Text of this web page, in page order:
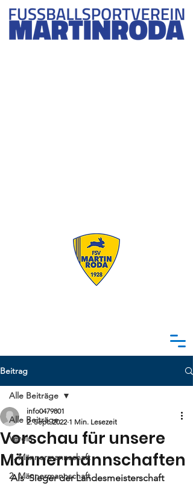
Beitrag
Alle Beiträge
Verein
1. Männermannschaft
2. Männermannschaft
Alle Beiträge
Vorschau für unsere
Männermannschaften
info0479801
2. Sept. 2022 1 Min. Lesezeit
Als  Sieger der Landesmeisterschaft